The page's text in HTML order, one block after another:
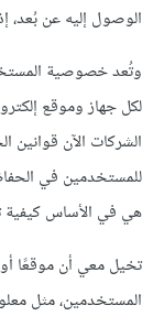
الوصول إليه عن بُعد،
وتُعد خصوصية
لكل جهاز وموقع
الشركات الآن قوانين
للمستخدمين في
هي في الأساس كيفية
تخيل معي أن موقعًا
المستخدمين، مثل